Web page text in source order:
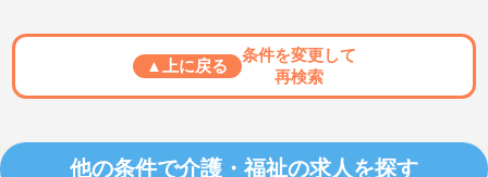
▲上に戻る
条件を変更して
再検索
他の条件で介護・福祉の求人を探す